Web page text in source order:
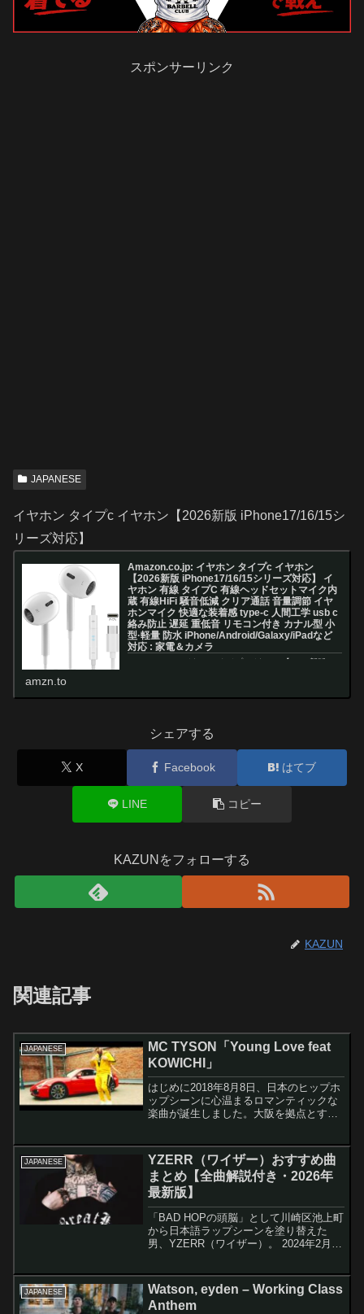
スポンサーリンク
JAPANESE
イヤホン タイプc イヤホン【2026新版 iPhone17/16/15シ
リーズ対応】
Amazon.co.jp: イヤホン タイプc イヤホン
【2026新版 iPhone17/16/15シリーズ対応】 イ
ヤホン 有線 タイプC 有線ヘッドセットマイク内
蔵 有線HiFi 騒音低減 クリア通話 音量調節 イヤ
ホンマイク 快適な装着感 type-c 人間工学 usb c
絡み防止 遅延 重低音 リモコン付き カナル型 小
型·軽量 防水 iPhone/Android/Galaxy/iPadなど
対応 : 家電＆カメラ
Amazon.co.jp: イヤホン タイプc イヤホン【2026新版
amzn.to
シェアする
X Facebook はてブ
LINE コピー
KAZUNをフォローする
KAZUN
関連記事
JAPANESE
MC TYSON「Young Love feat
KOWICHI」
はじめに2018年8月8日、日本のヒップホ
ップシーンに心温まるロマンティックな
楽曲が誕生しました。大阪を拠点とする
Love feat KOWICHI」です。ELD...
JAPANESE
YZERR（ワイザー）おすすめ曲
まとめ【全曲解説付き・2026年
最新版】
「BAD HOPの頭脳」として川崎区池上町
から日本語ラップシーンを塗り替えた
男、YZERR（ワイザー）。 2024年2月の
いる。この記事では当ブログで解説して
きたYZE...
JAPANESE
Watson, eyden – Working Class
Anthem